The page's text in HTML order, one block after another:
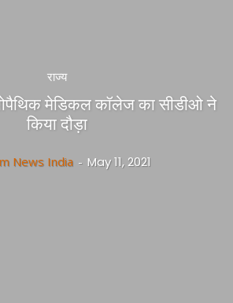
राज्य
मेडिकल कॉलेज का सीडीओ ने
किया दौड़ा
News India - May 11, 2021